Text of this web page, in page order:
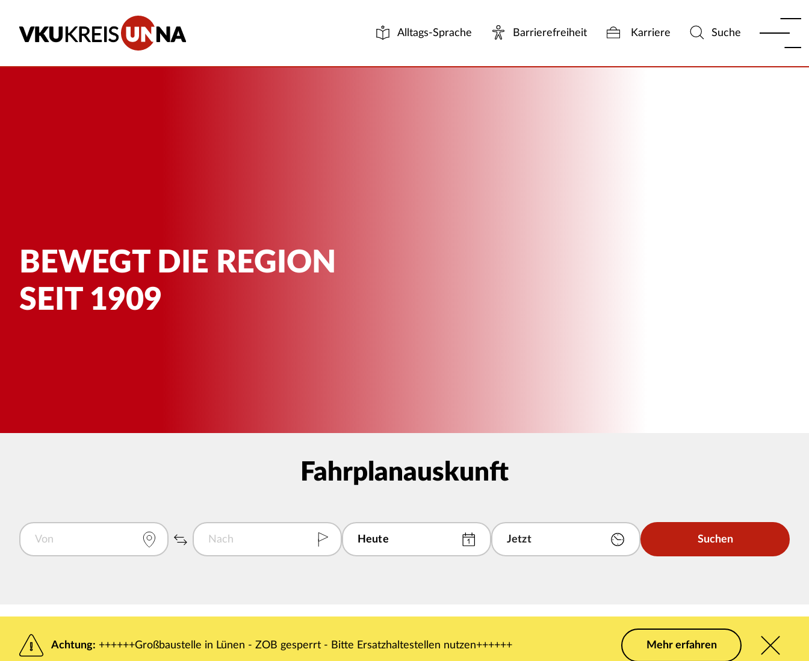
Alltags-Sprache Barrierefreiheit Karriere Suche
BEWEGT DIE REGION
SEIT 1909
Fahrplanauskunft
Von
Von und Nach tauschen
Nach
Suchen
Achtung: ++++++Großbaustelle in Lünen - ZOB gesperrt - Bitte Ersatzhaltestellen nutzen++++++ Mehr erfahren